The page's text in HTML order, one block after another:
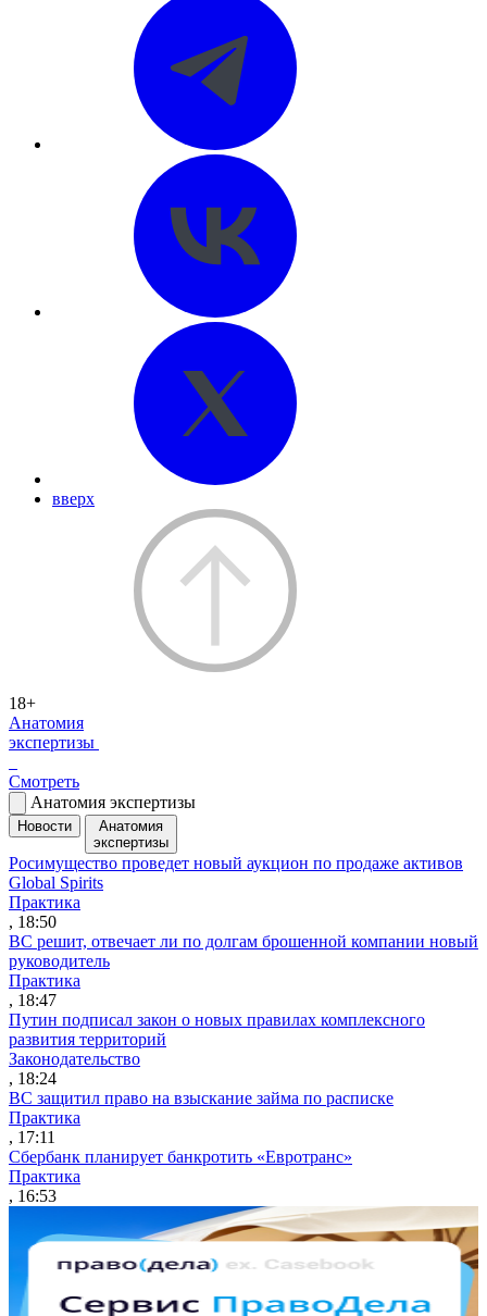
вверх
18+
Анатомия
экспертизы
Смотреть
Анатомия экспертизы
Новости
Анатомия
экспертизы
Росимущество проведет новый аукцион по продаже активов
Global Spirits
Практика
, 18:50
ВС решит, отвечает ли по долгам брошенной компании новый
руководитель
Практика
, 18:47
Путин подписал закон о новых правилах комплексного
развития территорий
Законодательство
, 18:24
ВС защитил право на взыскание займа по расписке
Практика
, 17:11
Сбербанк планирует банкротить «Евротранс»
Практика
, 16:53